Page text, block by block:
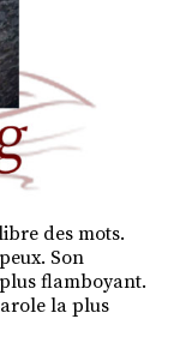
des mots.
Son
flamboyant.
la plus